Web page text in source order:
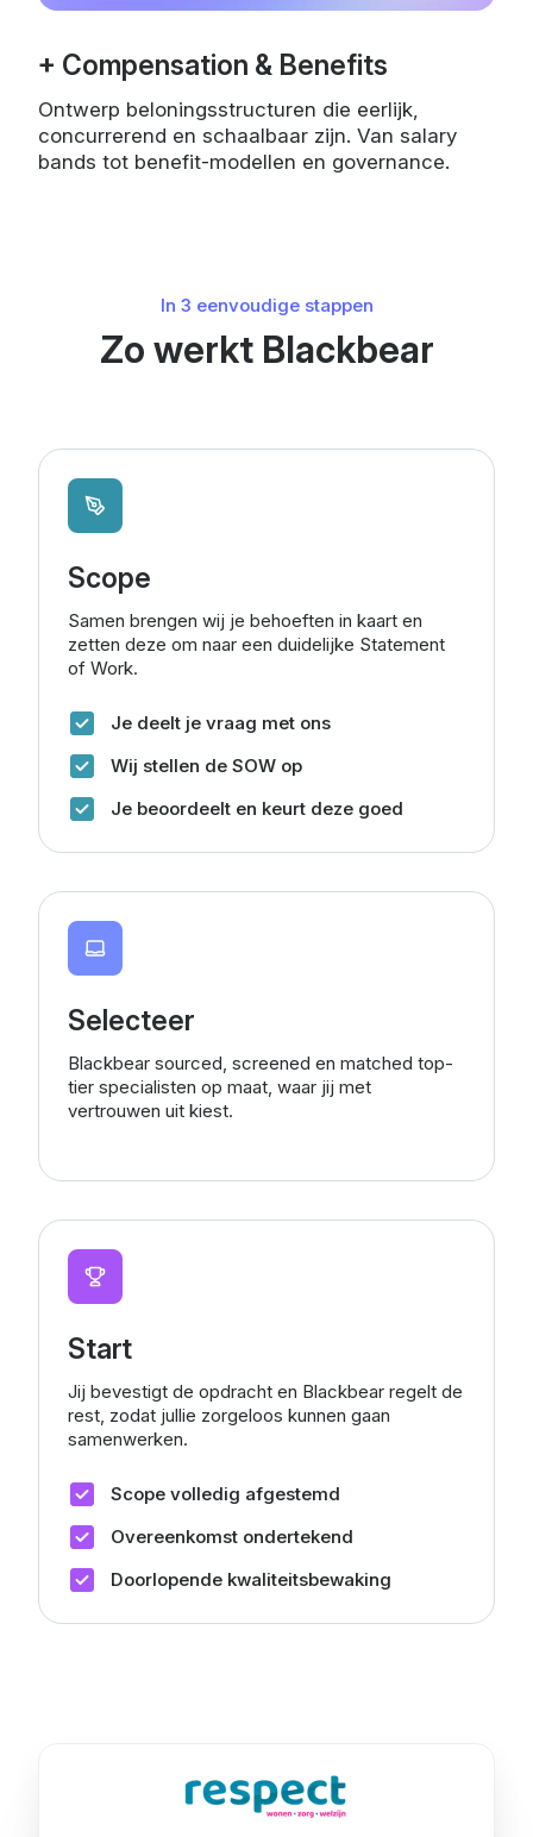
+ Compensation & Benefits
Ontwerp beloningsstructuren die eerlijk,
concurrerend en schaalbaar zijn. Van salary
bands tot benefit-modellen en governance.
In 3 eenvoudige stappen
Zo werkt Blackbear
Scope
Samen brengen wij je behoeften in kaart en
zetten deze om naar een duidelijke Statement
of Work.
Je deelt je vraag met ons
Wij stellen de SOW op
Je beoordeelt en keurt deze goed
Selecteer
Blackbear sourced, screened en matched top-
tier specialisten op maat, waar jij met
vertrouwen uit kiest.
Start
Jij bevestigt de opdracht en Blackbear regelt de
rest, zodat jullie zorgeloos kunnen gaan
samenwerken.
Scope volledig afgestemd
Overeenkomst ondertekend
Doorlopende kwaliteitsbewaking